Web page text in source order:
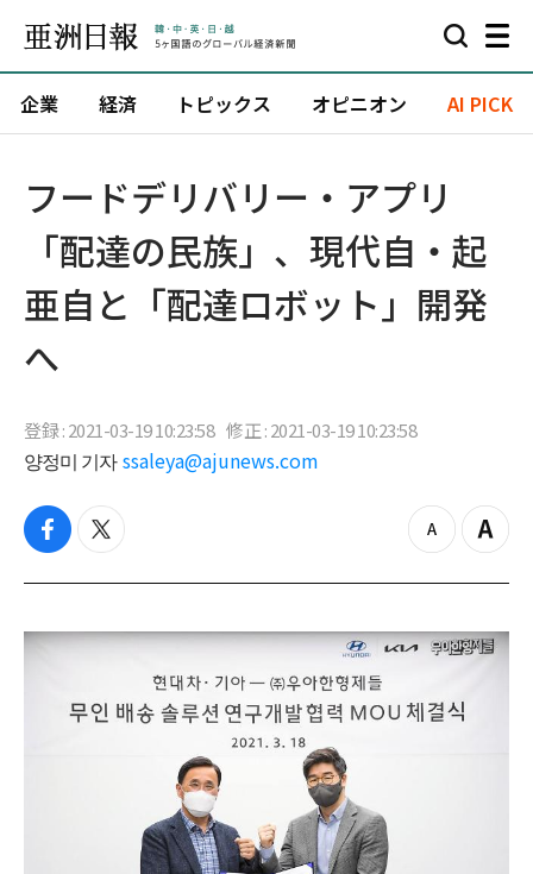
企業 経済 トピックス オピニオン AI PICK
フードデリバリー・アプリ
「配達の民族」、現代自・起
亜自と「配達ロボット」開発
へ
登録 : 2021-03-19 10:23:58 修正 : 2021-03-19 10:23:58
양정미 기자 ssaleya@ajunews.com
f
c
b
t
i
t
z
o
o
u
Z
o
i
n